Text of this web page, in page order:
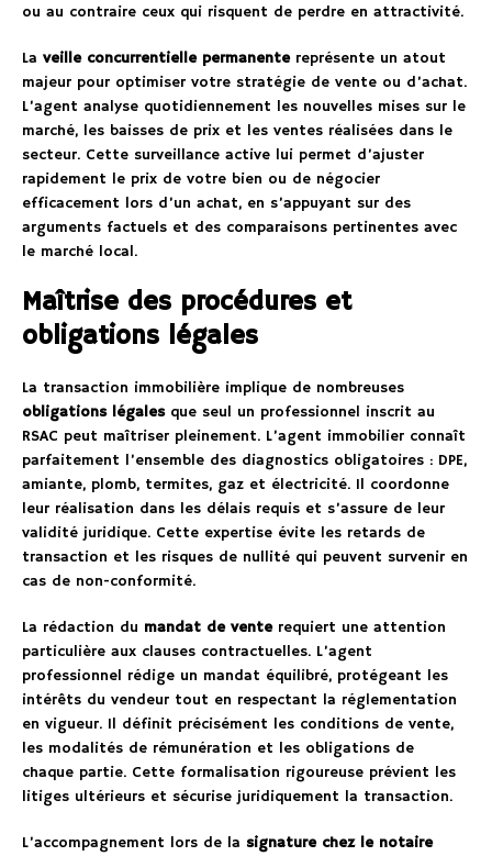
ou au contraire ceux qui risquent de perdre en attractivité.
La veille concurrentielle permanentereprésente un atout
majeur pour optimiser votre stratégie de vente ou d’achat.
L’agent analyse quotidiennement les nouvelles mises sur le
marché, les baisses de prix et les ventes réalisées dans le
secteur. Cette surveillance active lui permet d’ajuster
rapidement le prix de votre bien ou de négocier
efficacement lors d’un achat, en s’appuyant sur des
arguments factuels et des comparaisons pertinentes avec
le marché local.
Maîtrise des procédures et
obligations légales
La transaction immobilière implique de nombreuses
obligations légalesque seul un professionnel inscrit au
RSAC peut maîtriser pleinement. L’agent immobilier connaît
parfaitement l’ensemble des diagnostics obligatoires : DPE,
amiante, plomb, termites, gaz et électricité. Il coordonne
leur réalisation dans les délais requis et s’assure de leur
validité juridique. Cette expertise évite les retards de
transaction et les risques de nullité qui peuvent survenir en
cas de non-conformité.
La rédaction du mandat de venterequiert une attention
particulière aux clauses contractuelles. L’agent
professionnel rédige un mandat équilibré, protégeant les
intérêts du vendeur tout en respectant la réglementation
en vigueur. Il définit précisément les conditions de vente,
les modalités de rémunération et les obligations de
chaque partie. Cette formalisation rigoureuse prévient les
litiges ultérieurs et sécurise juridiquement la transaction.
L’accompagnement lors de la signature chez le notaire